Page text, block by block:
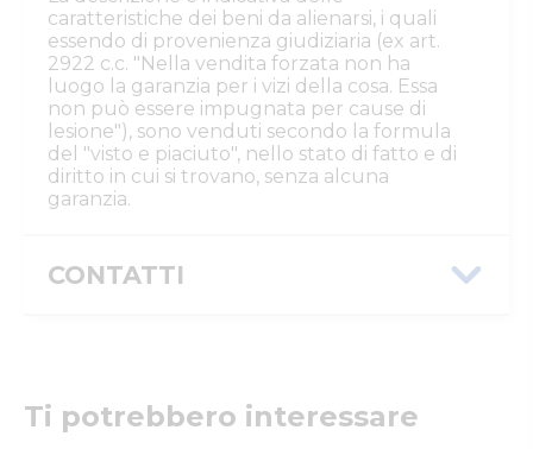
caratteristiche dei beni da alienarsi, i quali
essendo di provenienza giudiziaria (ex art.
2922 c.c. "Nella vendita forzata non ha
luogo la garanzia per i vizi della cosa. Essa
non può essere impugnata per cause di
lesione"), sono venduti secondo la formula
del "visto e piaciuto", nello stato di fatto e di
diritto in cui si trovano, senza alcuna
garanzia.
CONTATTI
Custode
Ti potrebbero interessare